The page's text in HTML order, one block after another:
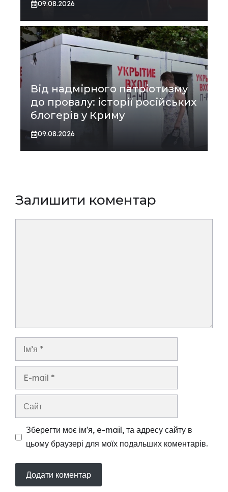
09.08.2026
Від надмірного патріотизму
до провалу: історії російських
блогерів у Криму
09.08.2026
Залишити коментар
Ім’я
Сайт
Зберегти моє ім'я, e-mail, та адресу сайту в
цьому браузері для моїх подальших коментарів.